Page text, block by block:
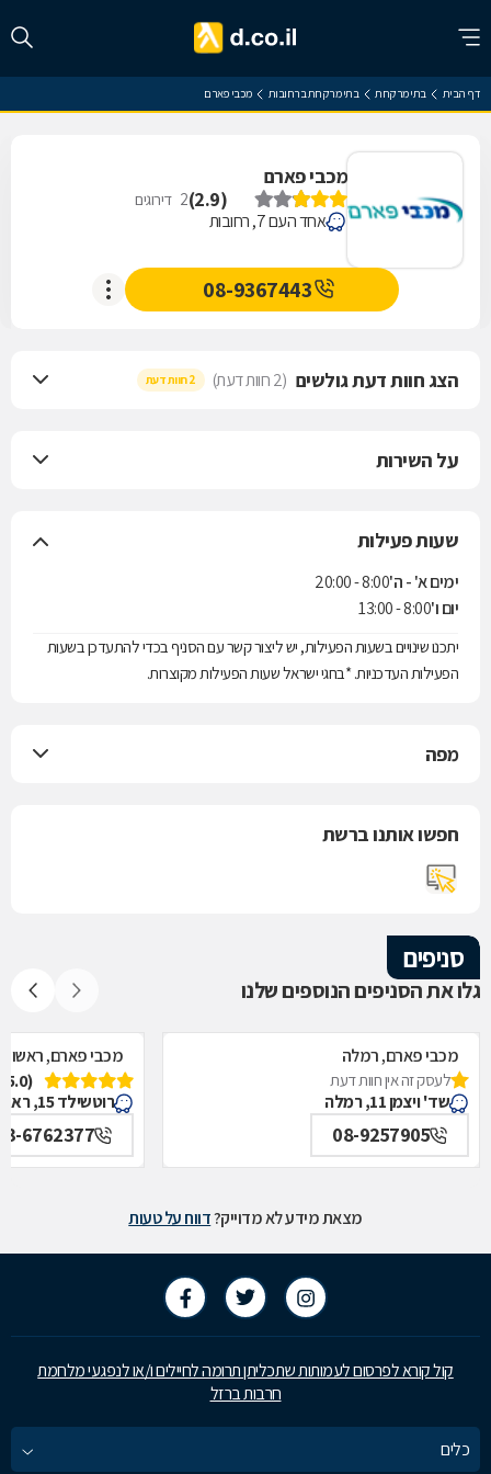
דף הבית בתי מרקחת בתי מרקחת ברחובות מכבי פארם
מכבי פארם
(
2.9
)
2 דירוגים
אחד העם 7, רחובות
08-9367443
הצג חוות דעת גולשים (2 חוות דעת) 2 חוות דעת
על השירות
שעות פעילות
ימים א' - ה'8:00 - 20:00
יום ו'8:00 - 13:00
יתכנו שינויים בשעות הפעילות, יש ליצור קשר עם הסניף בכדי להתעדכן בשעות
הפעילות העדכניות. *בחגי ישראל שעות הפעילות מקוצרות.
מפה
חפשו אותנו ברשת
סניפים
גלו את הסניפים הנוספים שלנו
מכבי פארם, רמלה
לעסק זה אין חוות דעת
שד' ויצמן 11, רמלה
08-9257905
מכבי פארם, ראשון
(5.0)
רוטשילד 15, ראשון לציון
6762377
מצאת מידע לא מדוייק?דווח על טעות
קול קורא לפרסום לעמותות שתכליתן תרומה לחיילים ו/או לנפגעי מלחמת
חרבות ברזל
כלים